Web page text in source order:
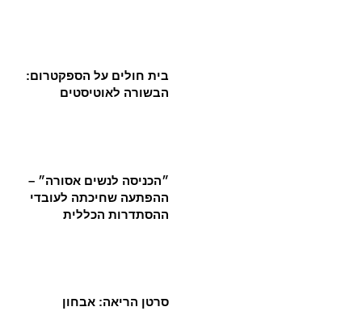
בית חולים על הספקטרום:
הבשורה לאוטיסטים
״הכניסה לנשים אסורה״ –
ההפתעה שחיכתה לעובדי
ההסתדרות הכללית
סרטן הריאה: אבחון